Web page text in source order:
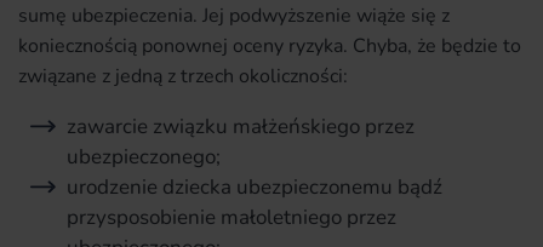
sumę ubezpieczenia. Jej podwyższenie wiąże się z
koniecznością ponownej oceny ryzyka. Chyba, że będzie to
związane z jedną z trzech okoliczności:
zawarcie związku małżeńskiego przez
ubezpieczonego;
urodzenie dziecka ubezpieczonemu bądź
przysposobienie małoletniego przez